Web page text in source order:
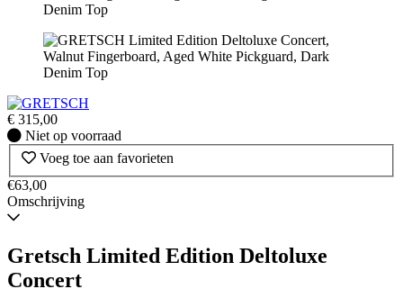
€ 315,00
Niet
op
voorraad
Niet op voorraad
Voeg toe aan favorieten
€63,00
Omschrijving
Gretsch Limited Edition Deltoluxe
Concert